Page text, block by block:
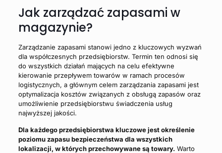
Jak zarządzać zapasami w
magazynie?
Zarządzanie zapasami stanowi jedno z kluczowych wyzwań
dla współczesnych przedsiębiorstw. Termin ten odnosi się
do wszystkich działań mających na celu efektywne
kierowanie przepływem towarów w ramach procesów
logistycznych, a głównym celem zarządzania zapasami jest
optymalizacja kosztów związanych z obsługą zapasów oraz
umożliwienie przedsiębiorstwu świadczenia usług
najwyższej jakości.
Dla każdego przedsiębiorstwa kluczowe jest określenie
poziomu zapasu bezpieczeństwa dla wszystkich
lokalizacji, w których przechowywane są towary.Warto